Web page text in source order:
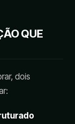
QUE
dois